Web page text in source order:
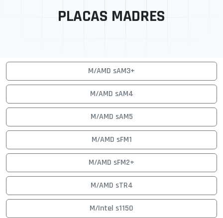
PLACAS MADRES
M/AMD sAM3+
M/AMD sAM4
M/AMD sAM5
M/AMD sFM1
M/AMD sFM2+
M/AMD sTR4
M/Intel s1150